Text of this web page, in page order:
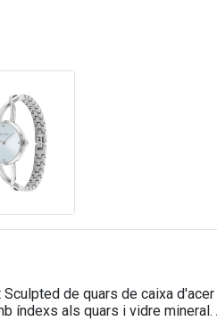
Sculpted de quars de caixa
índexs als quars i vidre